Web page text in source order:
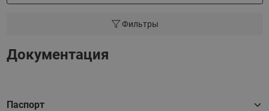
Фильтры
Документация
Паспорт